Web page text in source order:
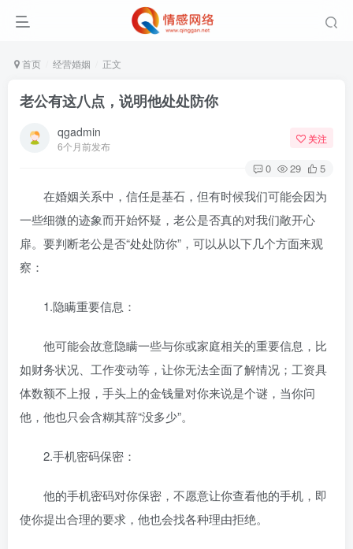
首页 经营婚姻 正文
老公有这八点，说明他处处防你
qgadmin
6个月前发布
关注
0 29 5
在婚姻关系中，信任是基石，但有时候我们可能会因为
一些细微的迹象而开始怀疑，老公是否真的对我们敞开心
扉。要判断老公是否“处处防你”，可以从以下几个方面来观
察：
1.隐瞒重要信息：
他可能会故意隐瞒一些与你或家庭相关的重要信息，比
如财务状况、工作变动等，让你无法全面了解情况；工资具
体数额不上报，手头上的金钱量对你来说是个谜，当你问
他，他也只会含糊其辞“没多少”。
2.手机密码保密：
他的手机密码对你保密，不愿意让你查看他的手机，即
使你提出合理的要求，他也会找各种理由拒绝。